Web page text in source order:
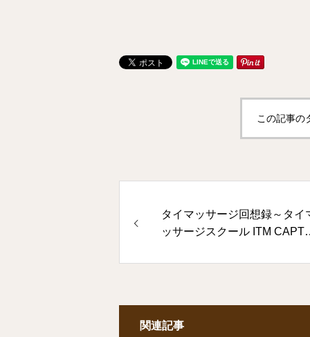
この記事の
タイマッサージ回想録～タイ
ッサージスクール ITM CAPT
関連記事